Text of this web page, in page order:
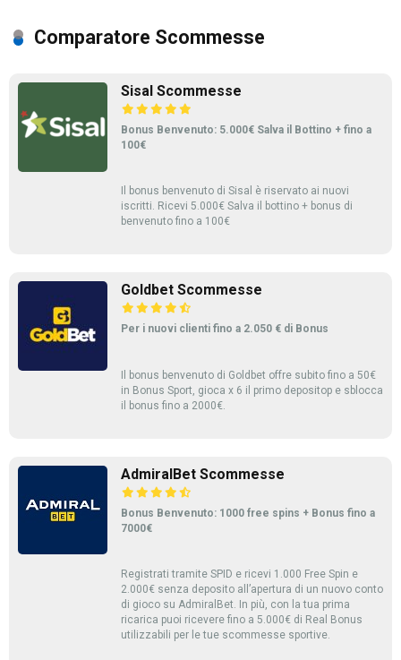
Comparatore Scommesse
Sisal Scommesse
Bonus Benvenuto: 5.000€ Salva il Bottino + fino a
100€
Il bonus benvenuto di Sisal è riservato ai nuovi
iscritti. Ricevi 5.000€ Salva il bottino + bonus di
benvenuto fino a 100€
Goldbet Scommesse
Per i nuovi clienti fino a 2.050 € di Bonus
Il bonus benvenuto di Goldbet offre subito fino a 50€
in Bonus Sport, gioca x 6 il primo depositop e sblocca
il bonus fino a 2000€.
AdmiralBet Scommesse
Bonus Benvenuto: 1000 free spins + Bonus fino a
7000€
Registrati tramite SPID e ricevi 1.000 Free Spin e
2.000€ senza deposito all’apertura di un nuovo conto
di gioco su AdmiralBet. In più, con la tua prima
ricarica puoi ricevere fino a 5.000€ di Real Bonus
utilizzabili per le tue scommesse sportive.